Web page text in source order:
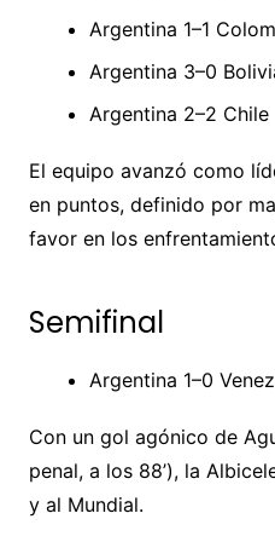
Argentina 1–1
Argentina 3–0
Argentina 2–2 Chile
El equipo avanzó como
en puntos, definido por
favor en los
Semifinal
Argentina 1–0
Con un gol agónico de
penal, a los 88’), la
y al Mundial.